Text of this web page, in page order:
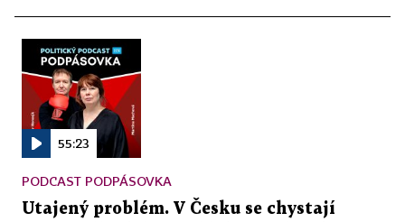
55:23
PODCAST PODPÁSOVKA
Utajený problém. V Česku se chystají